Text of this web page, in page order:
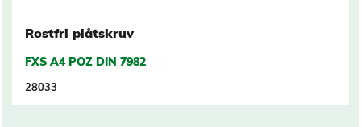
Rostfri plåtskruv
FXS A4 POZ DIN 7982
28033